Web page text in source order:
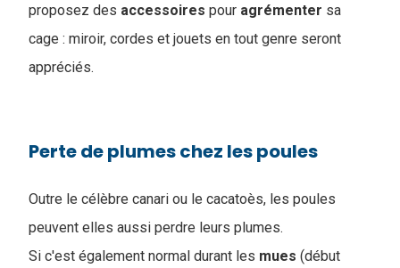
proposez des accessoires pour agrémenter sa
cage : miroir, cordes et jouets en tout genre seront
appréciés.
Perte de plumes chez les poules
Outre le célèbre canari ou le cacatoès, les poules
peuvent elles aussi perdre leurs plumes.
Si c'est également normal durant les mues (début